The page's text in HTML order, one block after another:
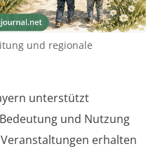
und regionale
unterstützt
und Nutzung
erhalten